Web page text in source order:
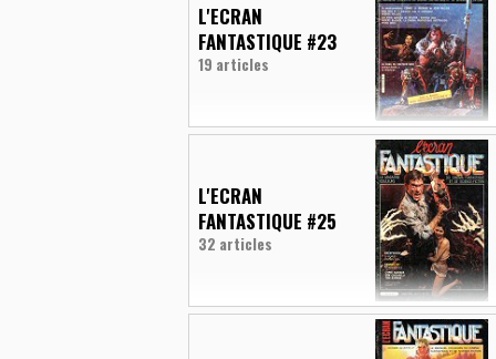
L'ECRAN
FANTASTIQUE #23
19 articles
L'ECRAN
FANTASTIQUE #25
32 articles